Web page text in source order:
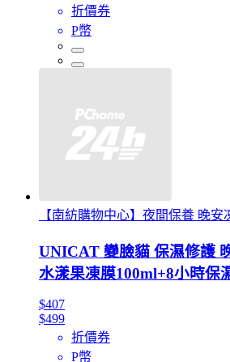
折價券
P幣
【南紡購物中心】夜間保養 晚安
UNICAT 變臉貓 保濕修護
水漾果凍膜100ml+8小時保
$407
$499
折價券
P幣